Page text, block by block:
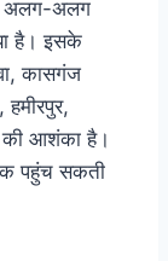
अलग-अलग
है। इसके
कासगंज
आशंका है।
पहुंच सकती